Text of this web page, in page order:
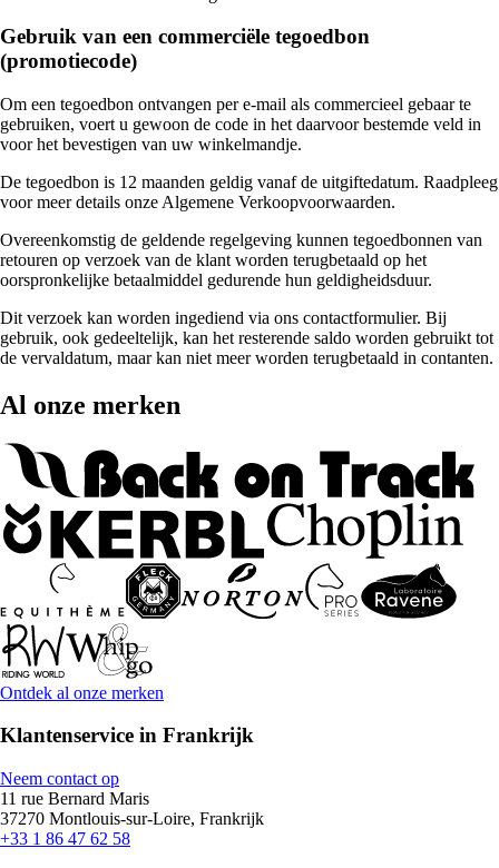
Gebruik van een commerciële tegoedbon
(promotiecode)
Om een tegoedbon ontvangen per e-mail als commercieel gebaar te
gebruiken, voert u gewoon de code in het daarvoor bestemde veld in
voor het bevestigen van uw winkelmandje.
De tegoedbon is 12 maanden geldig vanaf de uitgiftedatum. Raadpleeg
voor meer details onze Algemene Verkoopvoorwaarden.
Overeenkomstig de geldende regelgeving kunnen tegoedbonnen van
retouren op verzoek van de klant worden terugbetaald op het
oorspronkelijke betaalmiddel gedurende hun geldigheidsduur.
Dit verzoek kan worden ingediend via ons contactformulier. Bij
gebruik, ook gedeeltelijk, kan het resterende saldo worden gebruikt tot
de vervaldatum, maar kan niet meer worden terugbetaald in contanten.
Al onze merken
Ontdek al onze merken
Klantenservice in Frankrijk
Neem contact op
11 rue Bernard Maris
37270 Montlouis-sur-Loire, Frankrijk
+33 1 86 47 62 58